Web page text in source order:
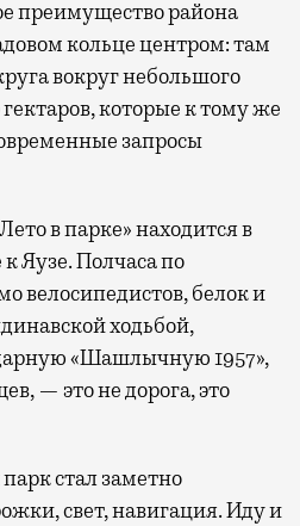
преимущество района
кольце центром: там
вокруг небольшого
которые к тому же
запросы
в парке» находится в
Яузе. Полчаса по
велосипедистов, белок и
ходьбой,
«Шашлычную 1957»,
— это не дорога, это
стал заметно
свет, навигация. Иду и